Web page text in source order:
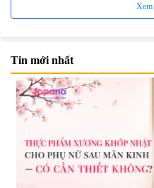
Viên uống bổ não Ribeto Shoji
| 57.920
1.450.000 đ
Xem
Tin mới nhất